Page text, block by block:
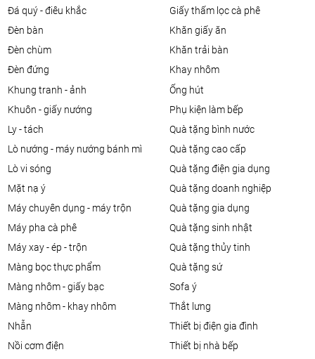
đá quý - điêu khắc
đèn bàn
đèn chùm
đèn đứng
giấy thấm lọc cà phê
khăn giấy ăn
khăn trải bàn
khay nhôm
khung tranh - ảnh
khuôn - giấy nướng
ly - tách
lò nướng - máy nướng bánh mì
lò vi sóng
mặt nạ ý
máy chuyên dụng - máy trộn
máy pha cà phê
máy xay - ép - trộn
màng bọc thực phẩm
màng nhôm - giấy bạc
màng nhôm - khay nhôm
nhẫn
nồi cơm điện
ống hút
phụ kiện làm bếp
quà tặng bình nước
quà tặng cao cấp
quà tặng điện gia dụng
quà tặng doanh nghiệp
quà tặng gia dụng
quà tặng sinh nhật
quà tặng thủy tinh
quà tặng sứ
sofa ý
thắt lưng
thiết bị điện gia đình
thiết bị nhà bếp